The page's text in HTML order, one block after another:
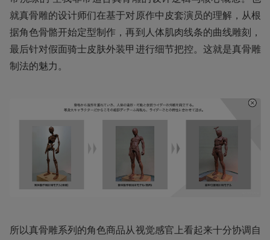
就真骨雕的设计师们在基于对原作中皮套演员的理解，从根
据角色骨骼开始定型制作，再到人体肌肉线条的曲线雕刻，
最后针对假面骑士皮肤外装甲进行细节把控。这就是真骨雕
制法的魅力。
所以真骨雕系列的角色商品从视觉感官上看起来十分协调自